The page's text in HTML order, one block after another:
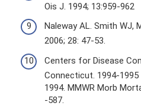
Ois J. 1994; 13:959-962
Naleway AL. Smith WJ,
2006; 28: 47-53.
Centers for Disease
Connecticut. 1994-
1994. MMWR Morb
-587.